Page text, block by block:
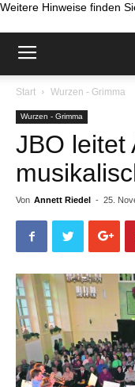
Weitere Hinweise finden
Start Wurzen - Grimma
Wurzen - Grimma
JBO leitet
Von Annett Riedel - 25.